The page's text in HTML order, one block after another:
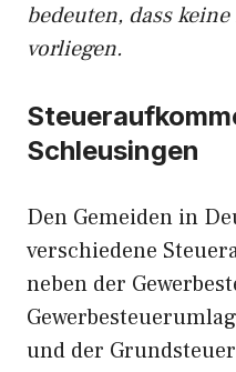
bedeuten, dass
vorliegen.
Schleusingen
Den Gemeiden in
verschiedene
neben der
und der